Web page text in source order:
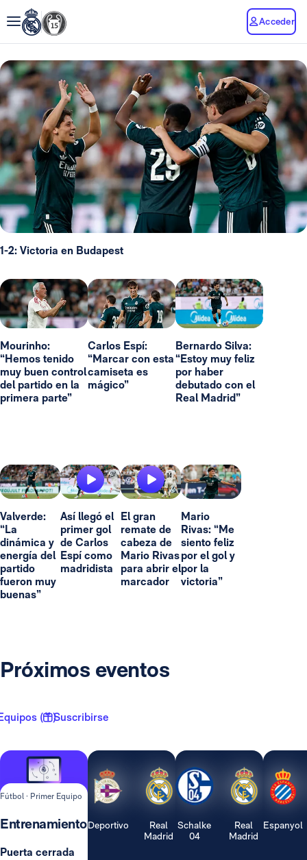
Acceder
1-2: Victoria en Budapest
Mourinho:
“Hemos tenido
muy buen control
del partido en la
primera parte”
Carlos Espí:
“Marcar con esta
camiseta es
mágico”
Bernardo Silva:
“Estoy muy feliz
por haber
debutado con el
Real Madrid”
Valverde:
“La
dinámica y
energía del
partido
fueron muy
buenas”
Así llegó el
primer gol
de Carlos
Espí como
madridista
El gran
remate de
cabeza de
Mario Rivas
para abrir el
marcador
Mario
Rivas: “Me
siento feliz
por el gol y
por la
victoria”
Próximos eventos
( 1 )Suscribirse
Fútbol · Primer Equipo
Entrenamiento
Puerta cerrada
Deportivo
Real
Madrid
Schalke
04
Real
Madrid
Espanyol